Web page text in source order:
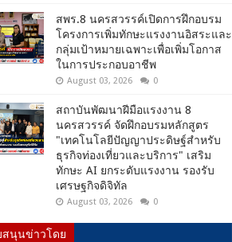
สพร.8 นครสวรรค์เปิดการฝึกอบรม
โครงการเพิ่มทักษะแรงงานอิสระและ
กลุ่มเป้าหมายเฉพาะเพื่อเพิ่มโอกาส
ในการประกอบอาชีพ
August 03, 2026 0
สถาบันพัฒนาฝีมือแรงงาน 8
นครสวรรค์ จัดฝึกอบรมหลักสูตร
"เทคโนโลยีปัญญาประดิษฐ์สำหรับ
ธุรกิจท่องเที่ยวและบริการ" เสริม
ทักษะ AI ยกระดับแรงงาน รองรับ
เศรษฐกิจดิจิทัล
August 03, 2026 0
นุนข่าวโดย